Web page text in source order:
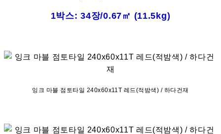
1박스: 34장/0.67㎡ (11.5kg)
잉크 마블 점토타일 240x60x11T 레드(적밤색) / 하다건재